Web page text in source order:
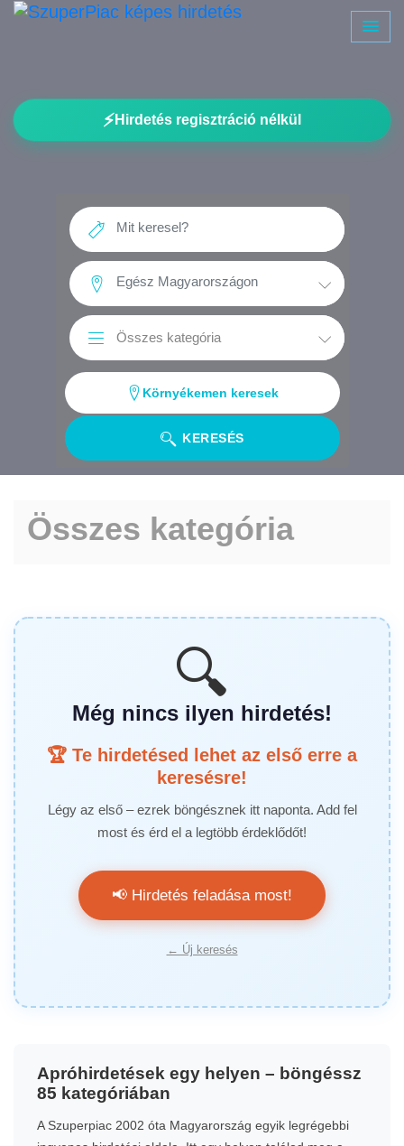
⚡Hirdetés regisztráció nélkül
KERESÉS
Környékemen keresek
Összes kategória
🔍
Még nincs ilyen hirdetés!
🏆 Te hirdetésed lehet az első erre a
keresésre!
Légy az első – ezrek böngésznek itt naponta. Add fel
most és érd el a legtöbb érdeklődőt!
📢 Hirdetés feladása most!
← Új keresés
Apróhirdetések egy helyen – böngéssz
85 kategóriában
A Szuperpiac 2002 óta Magyarország egyik legrégebbi